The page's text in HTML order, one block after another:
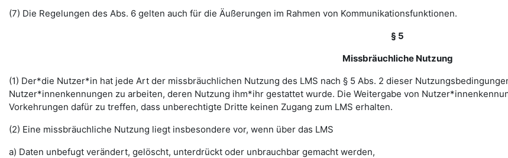
(7) Die Regelungen des Abs. 6 gelten auch für die Äußerungen im Rahmen von Kommunikationsfunktionen.
§ 5
Missbräuchliche Nutzung
(1) Der*die Nutzer*in hat jede Art der missbräuchlichen Nutzung des LMS nach § 5 Abs. 2 dieser
Nutzer*innenkennungen zu arbeiten, deren Nutzung ihm*ihr gestattet wurde. Die Weitergabe von
Vorkehrungen dafür zu treffen, dass unberechtigte Dritte keinen Zugang zum LMS erhalten.
(2) Eine missbräuchliche Nutzung liegt insbesondere vor, wenn über das LMS
a) Daten unbefugt verändert, gelöscht, unterdrückt oder unbrauchbar gemacht werden,